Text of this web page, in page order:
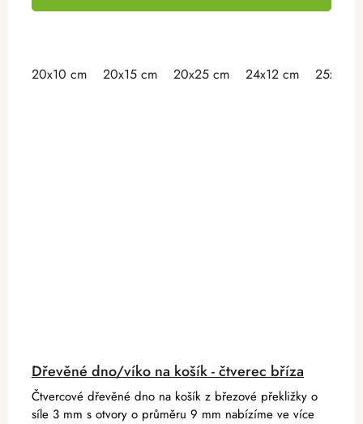
20x10 cm 20x15 cm 20x25 cm 24x12 cm 25x15
Dřevěné dno/víko na košík - čtverec bříza
Čtvercové dřevěné dno na košík z březové překližky o
síle 3 mm s otvory o průměru 9 mm nabízíme ve více